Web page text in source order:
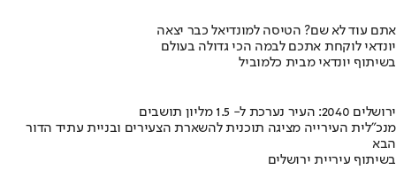
אתם עוד לא שם? הטיסה למונדיאל כבר יצאה
יונדאי לוקחת אתכם לבמה הכי גדולה בעולם
בשיתוף יונדאי מבית כלמוביל
ירושלים 2040: העיר נערכת ל- 1.5 מליון תושבים
מנכ"לית העירייה מציגה תוכנית להשארת הצעירים ובניית עתיד הדור
הבא
בשיתוף עיריית ירושלים